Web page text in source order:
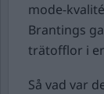
mode-
Brantings
trätofflor i
Så vad var